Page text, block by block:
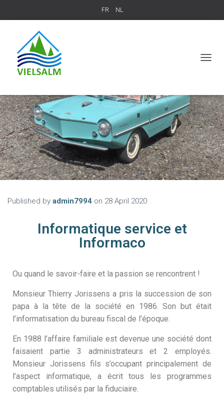
FR NL
G
L
E
N
A
V
I
G
A
T
Published by admin7994 on 28 April 2020
Informatique service et
Informaco
Ou quand le savoir-faire et la passion se rencontrent !
Monsieur Thierry Jorissens a pris la succession de son
papa à la tête de la société en 1986. Son but était
l’informatisation du bureau fiscal de l’époque.
En 1988 l’affaire familiale est devenue une société dont
faisaient partie 3 administrateurs et 2 employés.
Monsieur Jorissens fils s’occupant principalement de
l’aspect informatique, a écrit tous les programmes
comptables utilisés par la fiduciaire.